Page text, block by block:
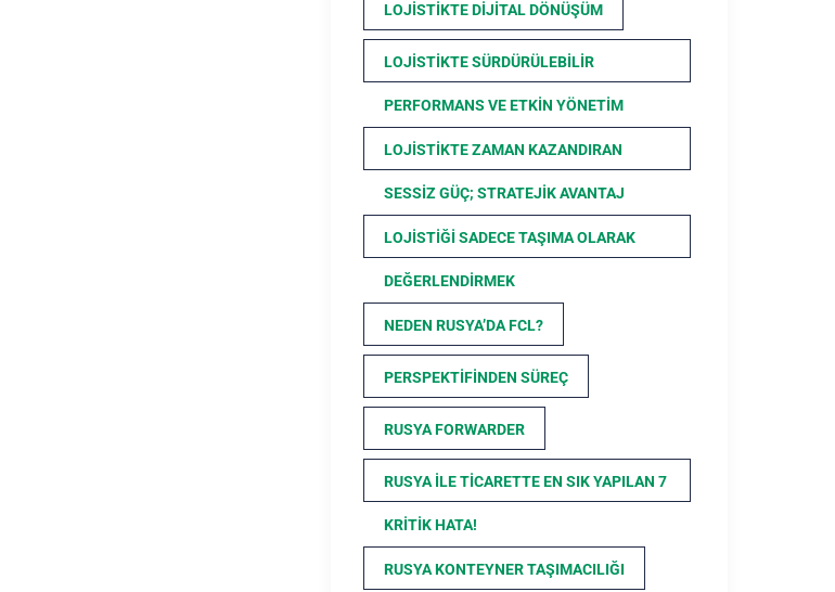
LOJISTIKTE DIJITAL DÖNÜŞÜM
LOJISTIKTE SÜRDÜRÜLEBILIR
PERFORMANS VE ETKIN YÖNETIM
LOJISTIKTE ZAMAN KAZANDIRAN
SESSIZ GÜÇ; STRATEJIK AVANTAJ
LOJISTIĞI SADECE TAŞIMA OLARAK
DEĞERLENDIRMEK
NEDEN RUSYA’DA FCL?
PERSPEKTIFINDEN SÜREÇ
RUSYA FORWARDER
RUSYA ILE TICARETTE EN SIK YAPILAN 7
KRITIK HATA!
RUSYA KONTEYNER TAŞIMACILIĞI